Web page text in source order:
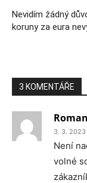
Nevidím žádný
koruny za eura
3 KOMENTÁŘE
Roman
3. 3.
Není
volné